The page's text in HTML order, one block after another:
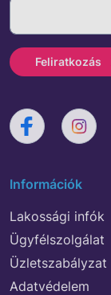
Feliratkozás
Információk
Lakossági infók
Ügyfélszolgálat
Üzletszabályzat
Adatvédelem